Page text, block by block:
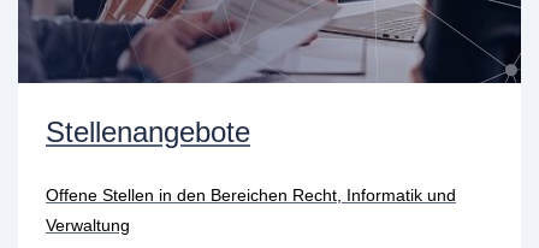
Stellenangebote
Offene Stellen in den Bereichen Recht, Informatik und
Verwaltung